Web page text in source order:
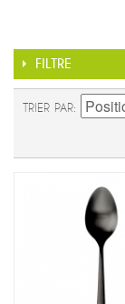
FILTRE
TRIER PAR